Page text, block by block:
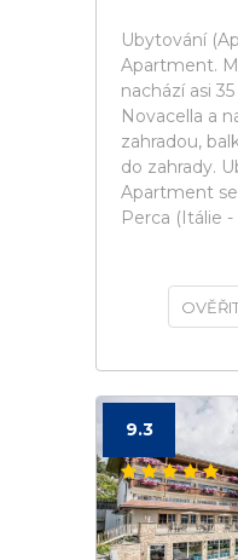
Ubytování
Apartment.
nachází asi
Novacella a
zahradou,
do zahrady.
Apartment
Perca (Itálie
9.3